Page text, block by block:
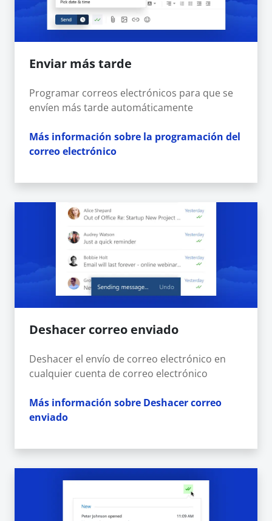
Enviar más tarde
Programar correos electrónicos para que se
envíen más tarde automáticamente
Más información sobre la programación del
correo electrónico
Deshacer correo enviado
Deshacer el envío de correo electrónico en
cualquier cuenta de correo electrónico
Más información sobre Deshacer correo
enviado